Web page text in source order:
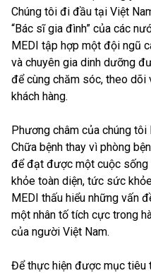
Chúng tôi đi đầu tại Việt
“Bác sĩ gia đình” của các
MEDI tập hợp một đội ngũ
và chuyên gia dinh dưỡng
để cùng chăm sóc, theo dõi
khách hàng.
Phương châm của chúng tôi
Chữa bệnh thay vì phòng
để đạt được một cuộc
khỏe toàn diện, tức sức
MEDI thấu hiểu những vấn
một nhân tố tích cực trong
của người Việt Nam.
Để thực hiện được mục tiêu